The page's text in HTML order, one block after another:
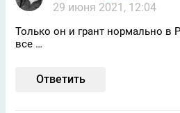
29 июня 2021, 12:04
Только он и грант нормально в
все …
Ответить